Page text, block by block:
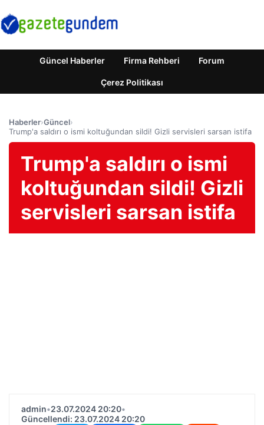
Güncel Haberler Firma Rehberi Forum
Çerez Politikası
Haberler›Güncel›
Trump'a saldırı o ismi koltuğundan sildi! Gizli servisleri sarsan istifa
Trump'a saldırı o ismi
koltuğundan sildi! Gizli
servisleri sarsan istifa
admin•23.07.2024 20:20•
Güncellendi: 23.07.2024 20:20